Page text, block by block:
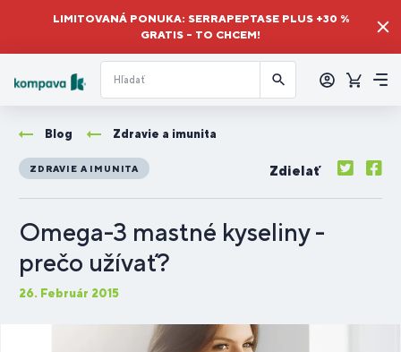
LIMITOVANÁ PONUKA: SERRAPEPTASE PLUS +30 %
GRATIS – TO CHCEM!
sa
Košík
Blog Zdravie a imunita
ZDRAVIE A IMUNITA Zdielať
Omega-3 mastné kyseliny -
prečo užívať?
26. Február 2015